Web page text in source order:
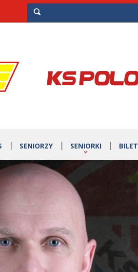
SENIORZY SENIORKI